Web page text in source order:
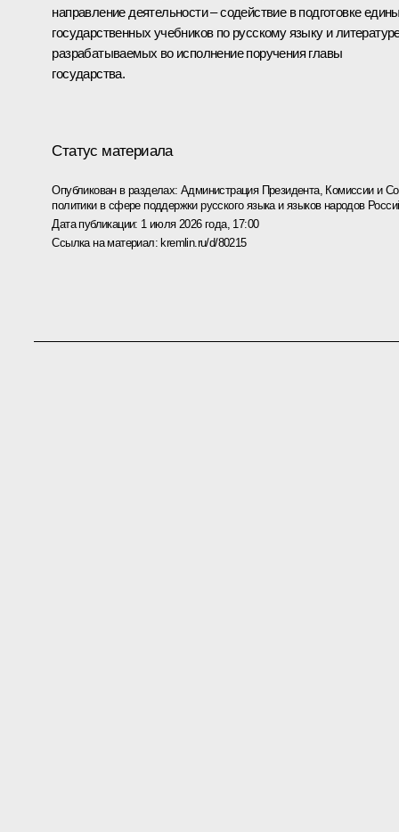
направление деятельности – содействие в подготовке
государственных учебников по русскому языку и
разрабатываемых во исполнениепоручения главы
государства.
Статус материала
Опубликован в разделах: Администрация Президента, Комиссии и
политики в сфере поддержки русского языка и языков народов
Дата публикации: 1 июля 2026 года, 17:00
Ссылка на материал: kremlin.ru/d/80215